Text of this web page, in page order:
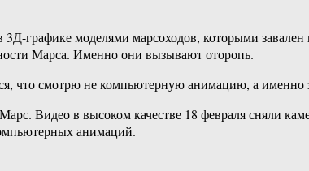
графике моделями марсоходов, которыми
Марса. Именно они вызывают оторопь.
что смотрю не компьютерную анимацию, а именно
Видео в высоком качестве 18 февраля сняли
анимаций.